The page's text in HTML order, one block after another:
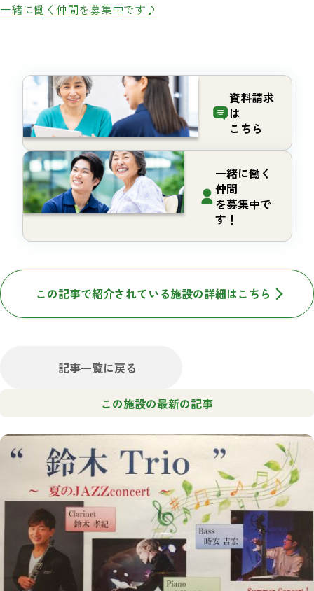
一緒に働く仲間を募集中です♪
資料請求
は
こちら
一緒に働く
仲間
を募集中で
す！
この記事で紹介されている施設の詳細はこちら
記事一覧に戻る
この施設の最新の記事